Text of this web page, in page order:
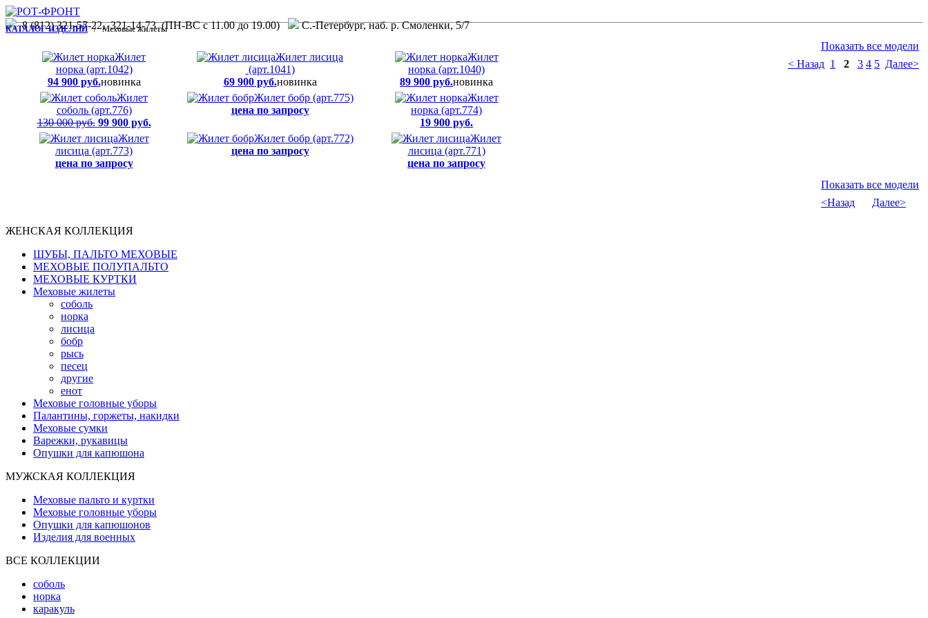
8 (812) 321-57-22, 321-14-73 (ПН-ВС с 11.00 до 19.00) С.-Петербург, наб. р. Смоленки, 5/7
КАТАЛОГ ИЗДЕЛИЙ/ Меховые жилеты
Показать все модели
< Назад 1 2 3 4 5 Далее>
Жилет
норка (арт.1042)
94 900 руб.новинка
Жилет лисица
(арт.1041)
69 900 руб.новинка
Жилет
норка (арт.1040)
89 900 руб.новинка
Жилет
соболь (арт.776)
130 000 руб. 99 900 руб.
Жилет бобр (арт.775)
цена по запросу
Жилет
норка (арт.774)
19 900 руб.
Жилет
лисица (арт.773)
цена по запросу
Жилет бобр (арт.772)
цена по запросу
Жилет
лисица (арт.771)
цена по запросу
Показать все модели
<Назад
Далее>
ЖЕНСКАЯ КОЛЛЕКЦИЯ
ШУБЫ, ПАЛЬТО МЕХОВЫЕ
МЕХОВЫЕ ПОЛУПАЛЬТО
МЕХОВЫЕ КУРТКИ
Меховые жилеты
соболь
норка
лисица
бобр
рысь
песец
другие
енот
Меховые головные уборы
Палантины, горжеты, накидки
Меховые сумки
Варежки, рукавицы
Опушки для капюшона
МУЖСКАЯ КОЛЛЕКЦИЯ
Меховые пальто и куртки
Меховые головные уборы
Опушки для капюшонов
Изделия для военных
ВСЕ КОЛЛЕКЦИИ
соболь
норка
каракуль